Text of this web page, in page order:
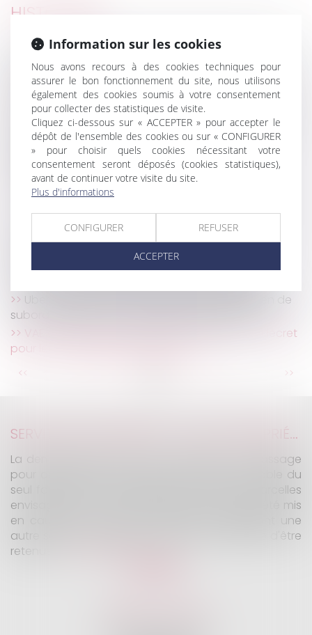
HISTORIQUE
DPE : la lutte contre la fraude aux diagnostics de
performance énergétique se renforce
Pas de retour de l’enfant, pas de remboursement
des frais engagés
La régularisation postérieure des loyers fait échec
à la résiliation du bail en procédure collective !
Rupture conventionnelle et licenciement : quelle
indemnité est due au salarié ?
Directive « green claims »
Transmission d’entreprises en France : où en est-
on ?
Successions et donations déguisées : les fruits
Hôteliers et plateformes de réservation : des
Uber échappe à la requalification : pas de lien de
subordination pour le chauffeur indépendant
VAE et compte personnel de formation : un décret
pour lever les obstacles financiers
<< >>
SERVITUDE DE PASSAGE : TOUS LES PROPRIÉTAIRES VOISINS N'ONT PAS À ÊTRE APPELÉS EN JUSTICE
La demande tendant à fixer l'assiette d'un passage
pour désenclaver un fonds n'est pas irrecevable du
seul fait que les propriétaires de toutes les parcelles
envisagées au cours de l'expertise n'ont pas été mis
en cause. Encore faut-il qu'il existe réellement une
autre solution de désenclavement susceptible d'être
retenue.
Information sur les cookies
Nous avons recours à des cookies techniques pour
assurer le bon fonctionnement du site, nous utilisons
également des cookies soumis à votre consentement
pour collecter des statistiques de visite.
Cliquez ci-dessous sur « ACCEPTER » pour accepter le
dépôt de l'ensemble des cookies ou sur « CONFIGURER
» pour choisir quels cookies nécessitant votre
consentement seront déposés (cookies statistiques),
avant de continuer votre visite du site.
Plus d'informations
CONFIGURER REFUSER
ACCEPTER